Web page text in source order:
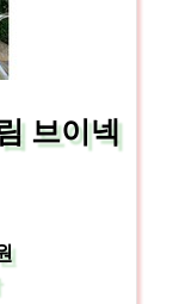
브이넥